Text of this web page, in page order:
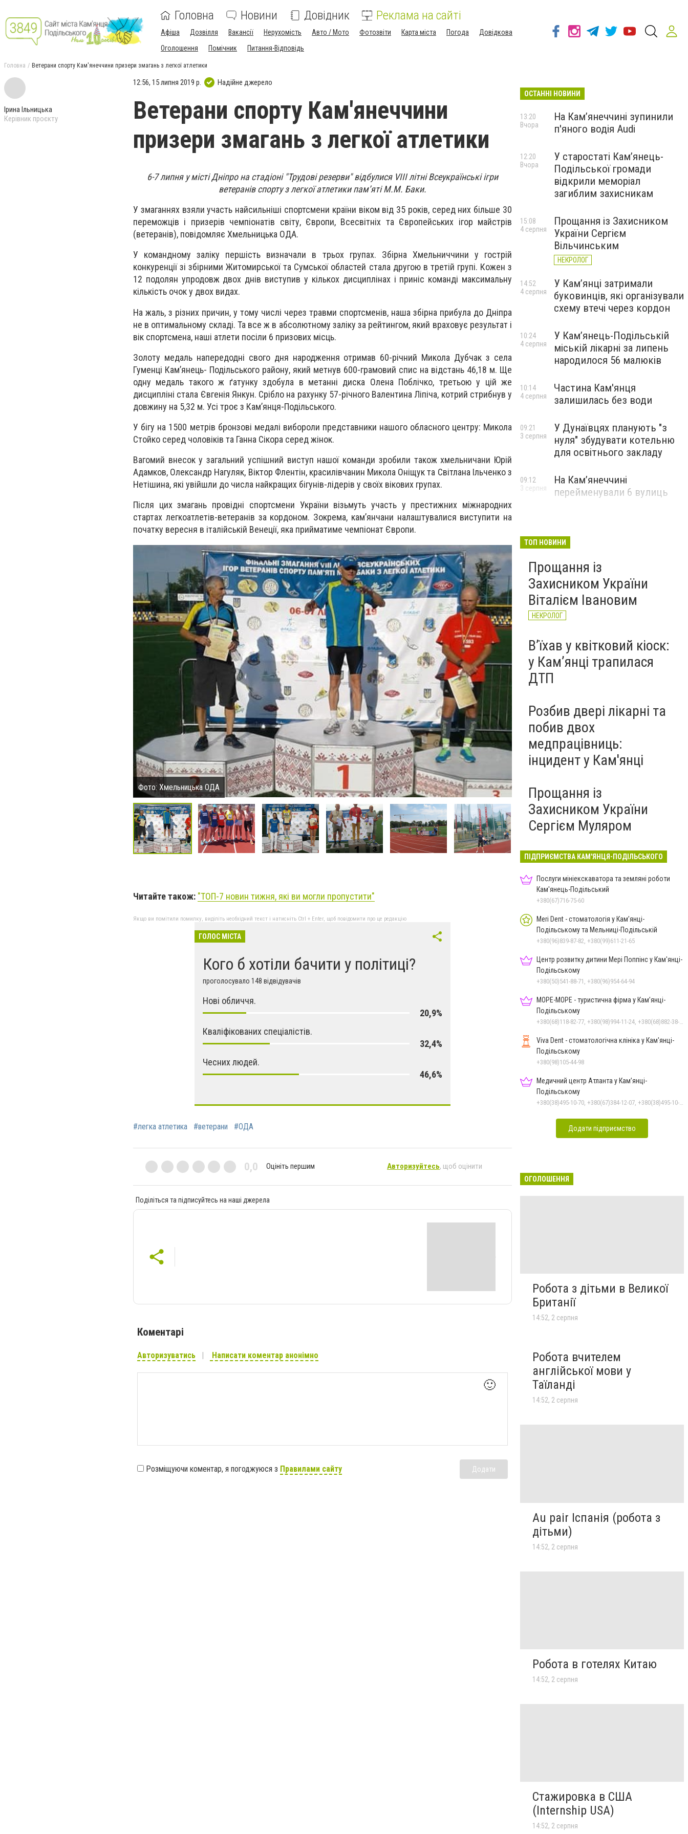
Головна Новини Довідник Реклама на сайті
Афіша Дозвілля Вакансії Нерухомість Авто / Мото Фотозвіти Карта міста Погода
Довідкова
Оголошення
Помічник Питання-Відповідь
Головна Ветерани спорту Кам'янеччини призери змагань з легкої атлетики
Ірина Ільницька
Керівник проєкту
12:56, 15 липня 2019 р. Надійне джерело
Ветерани спорту Кам'янеччини
призери змагань з легкої атлетики
6-7 липня у місті Дніпро на стадіоні "Трудові резерви" відбулися VIІІ літні Всеукраїнські ігри
ветеранів спорту з легкої атлетики пам’яті М.М. Баки.
У змаганнях взяли участь найсильніші спортсмени країни віком від 35 років, серед них більше 30
переможців і призерів чемпіонатів світу, Європи, Всесвітніх та Європейських ігор майстрів
(ветеранів), повідомляє Хмельницька ОДА.
У командному заліку першість визначали в трьох групах. Збірна Хмельниччини у гострій
конкуренції зі збірними Житомирської та Сумської областей стала другою в третій групі. Кожен з
12 подолян упродовж двох днів виступив у кількох дисциплінах і приніс команді максимальну
кількість очок у двох видах.
На жаль, з різних причин, у тому числі через травми спортсменів, наша збірна прибула до Дніпра
не в оптимальному складі. Та все ж в абсолютному заліку за рейтингом, який враховує результат і
вік спортсмена, наші атлети посіли 6 призових місць.
Золоту медаль напередодні свого дня народження отримав 60-річний Микола Дубчак з села
Гуменці Кам’янець- Подільського району, який метнув 600-грамовий спис на відстань 46,18 м. Ще
одну медаль такого ж ґатунку здобула в метанні диска Олена Поблічко, третьою у цій же
дисципліні стала Євгенія Янкун. Cрібло на рахунку 57-річного Валентина Ліпіча, котрий стрибнув у
довжину на 5,32 м. Усі троє з Кам’янця-Подільського.
У бігу на 1500 метрів бронзові медалі вибороли представники нашого обласного центру: Микола
Стойко серед чоловіків та Ганна Сікора серед жінок.
Вагомий внесок у загальний успішний виступ нашої команди зробили також хмельничани Юрій
Адамков, Олександр Нагуляк, Віктор Флентін, красилівчанин Микола Оніщук та Світлана Ільченко з
Нетішина, які увійшли до числа найкращих бігунів-лідерів у своїх вікових групах.
Після цих змагань провідні спортсмени України візьмуть участь у престижних міжнародних
стартах легкоатлетів-ветеранів за кордоном. Зокрема, кам’янчани налаштувалися виступити на
початку вересня в італійській Венеції, яка прийматиме чемпіонат Європи.
Фото: Хмельницька ОДА Фото: Хмельницька ОДА
Читайте також: "ТОП-7 новин тижня, які ви могли пропустити"
Якщо ви помітили помилку, виділіть необхідний текст і натисніть Ctrl + Enter, щоб повідомити про це редакцію
ГОЛОС МІСТА
Кого б хотіли бачити у політиці?
проголосувало 148 відвідувачів
Нові обличчя.
20,9%
Кваліфікованих спеціалістів.
32,4%
Чесних людей.
46,6%
#легка атлетика #ветерани #ОДА
0,0 Оцініть першим Авторизуйтесь, щоб оцінити
Поділіться та підписуйтесь на наші джерела
Коментарі
Авторизуватись Написати коментар анонімно
🙂
Розміщуючи коментар, я погоджуюся з Правилами сайту Додати
ОСТАННІ НОВИНИ
На Камʼянеччині зупинили
п'яного водія Audi
13:20
Вчора
У старостаті Кам’янець-
Подільської громади
відкрили меморіал
загиблим захисникам
12:20
Вчора
Прощання із Захисником
України Сергієм
Вільчинським
НЕКРОЛОГ
15:08
4 серпня
У Кам’янці затримали
буковинців, які організували
схему втечі через кордон
14:52
4 серпня
У Кам’янець-Подільській
міській лікарні за липень
народилося 56 малюків
10:24
4 серпня
Частина Кам'янця
залишилась без води
10:14
4 серпня
У Дунаївцях планують "з
нуля" збудувати котельню
для освітнього закладу
09:21
3 серпня
На Камʼянеччині
перейменували 6 вулиць
09:12
3 серпня
ТОП НОВИНИ
Прощання із
Захисником України
Віталієм Івановим
НЕКРОЛОГ
Вʼїхав у квітковий кіоск:
у Камʼянці трапилася
ДТП
Розбив двері лікарні та
побив двох
медпрацівниць:
інцидент у Кам'янці
Прощання із
Захисником України
Сергієм Муляром
ПІДПРИЄМСТВА КАМ'ЯНЦЯ-ПОДІЛЬСЬКОГО
Послуги мініекскаватора та земляні роботи
Кам'янець-Подільський
+380(67)716-75-60
Meri Dent - стоматологія у Кам’янці-
Подільському та Мельниці-Подільській
+380(96)839-87-82, +380(99)611-21-65
Центр розвитку дитини Мері Поппінс у Кам'янці-
Подільському
+380(50)541-88-71, +380(96)954-64-94
МОРЕ-МОРЕ - туристична фірма у Кам’янці-
Подільському
+380(68)118-82-77, +380(98)994-11-24, +380(68)882-38-28
Viva Dent - стоматологічна клініка у Кам'янці-
Подільському
+380(98)105-44-98
Медичний центр Атланта у Кам’янці-
Подільському
+380(38)495-10-70, +380(67)384-12-07, +380(38)495-10-80
Додати підприємство
ОГОЛОШЕННЯ
Робота з дітьми в Великої
Британії
14:52, 2 серпня
Робота вчителем
англійської мови у
Таїланді
14:52, 2 серпня
Au pair Іспанія (робота з
дітьми)
14:52, 2 серпня
Робота в готелях Китаю
14:52, 2 серпня
Стажировка в США
(Internship USA)
14:52, 2 серпня